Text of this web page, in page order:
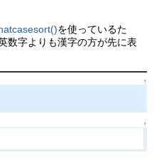
を使っているた
数字よりも漢字の方が先に表
↑
↑